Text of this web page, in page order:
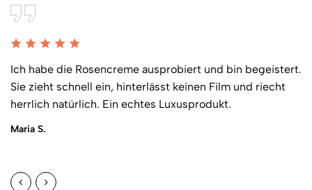
Ich habe die Rosencreme ausprobiert und bin begeistert.
Sie zieht schnell ein, hinterlässt keinen Film und riecht
herrlich natürlich. Ein echtes Luxusprodukt.
Maria S.